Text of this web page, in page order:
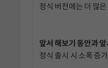
정식 버전에는 더 많
앞서 해보기 동안과
정식 출시 시 소폭 증